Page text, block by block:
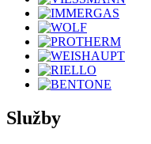
Služby